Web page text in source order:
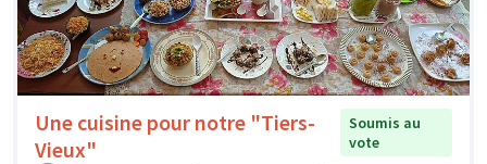
Une cuisine pour notre "Tiers-
Vieux"
Soumis au
vote